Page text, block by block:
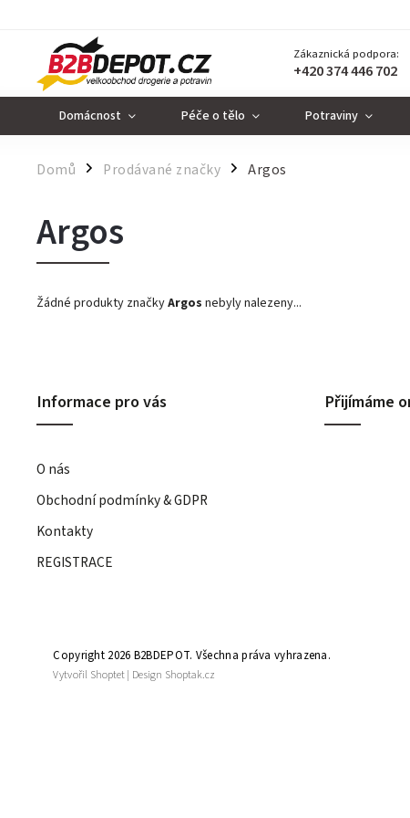
Zákaznická podpora:
+420 374 446 702
Domácnost Péče o tělo Potraviny
Domů / Prodávané značky / Argos
Argos
Žádné produkty značkyArgos nebyly nalezeny...
Informace pro vás
O nás
Obchodní podmínky & GDPR
Kontakty
REGISTRACE
Přijímáme
Copyright 2026 B2BDEPOT. Všechna práva vyhrazena.
Vytvořil Shoptet| Design Shoptak.cz